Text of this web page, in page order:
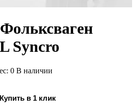
Syncro
0 В наличии
Купить в 1 клик